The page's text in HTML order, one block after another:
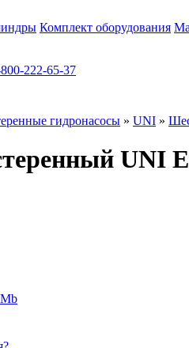
Комплект оборудования
222-65-37
гидронасосы » UNI »
UNI